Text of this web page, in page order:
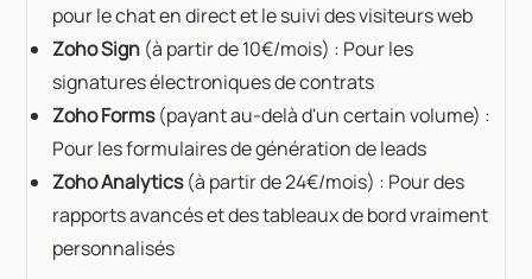
pour le chat en direct et le suivi des visiteurs web
Zoho Sign(à partir de 10€/mois) : Pour les
signatures électroniques de contrats
Zoho Forms(payant au-delà d'un certain volume) :
Pour les formulaires de génération de leads
Zoho Analytics(à partir de 24€/mois) : Pour des
rapports avancés et des tableaux de bord vraiment
personnalisés